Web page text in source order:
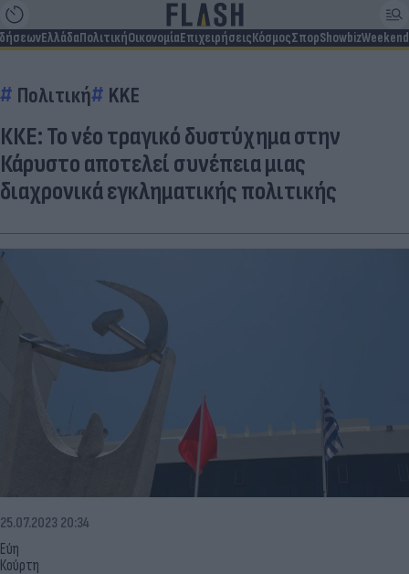
ΕλλάδαΠολιτικήΟικονομίαΕπιχειρήσειςΚόσμοςΣπορShowbizWeekend
Πολιτική KKE
ΚΚΕ: Το νέο τραγικό δυστύχημα στην
Κάρυστο αποτελεί συνέπεια μιας
διαχρονικά εγκληματικής πολιτικής
Εύη
Κούρτη
25.07.2023 20:34